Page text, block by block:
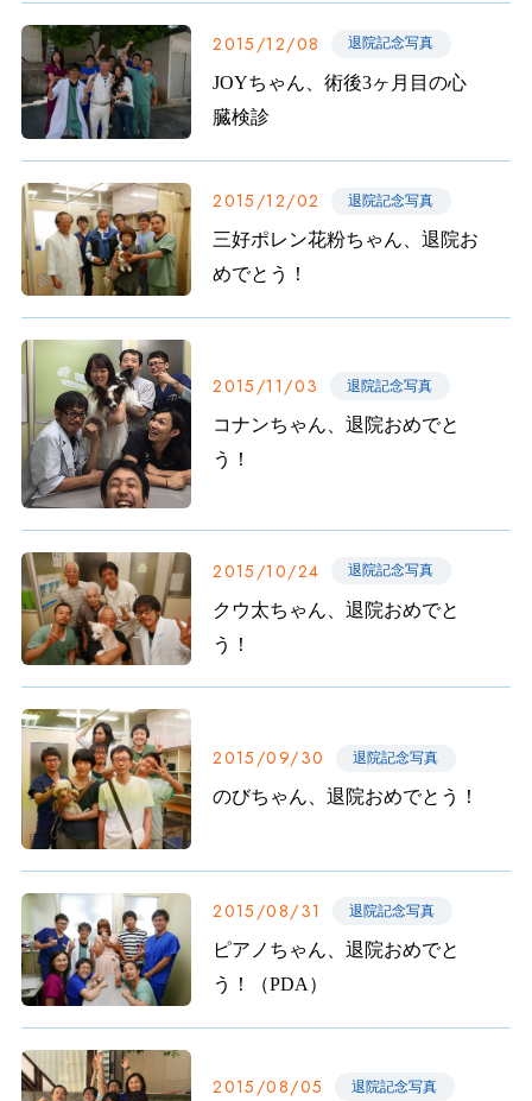
2015/12/08 退院記念写真
JOYちゃん、術後3ヶ月目の心
臓検診
2015/12/02 退院記念写真
三好ポレン花粉ちゃん、退院お
めでとう！
2015/11/03 退院記念写真
コナンちゃん、退院おめでと
う！
2015/10/24 退院記念写真
クウ太ちゃん、退院おめでと
う！
2015/09/30 退院記念写真
のびちゃん、退院おめでとう！
2015/08/31 退院記念写真
ピアノちゃん、退院おめでと
う！（PDA）
2015/08/05 退院記念写真